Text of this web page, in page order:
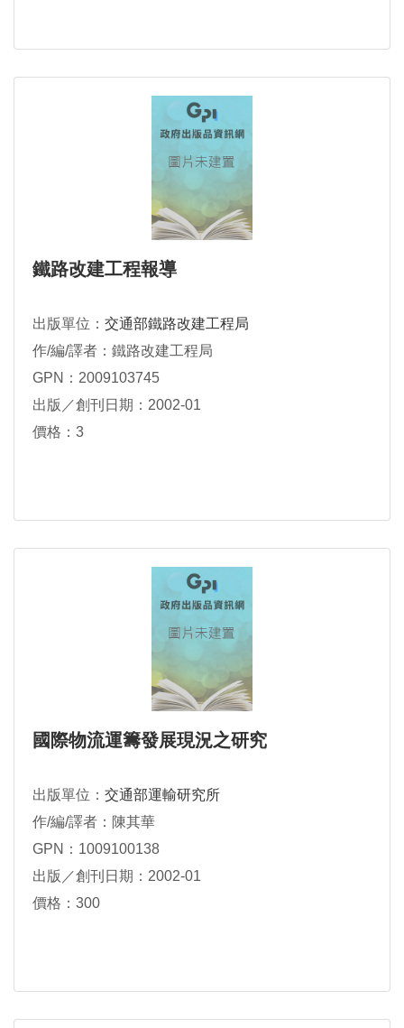
鐵路改建工程報導
出版單位： 交通部鐵路改建工程局
作/編/譯者：鐵路改建工程局
GPN：2009103745
出版／創刊日期：2002-01
價格：3
國際物流運籌發展現況之研究
出版單位： 交通部運輸研究所
作/編/譯者：陳其華
GPN：1009100138
出版／創刊日期：2002-01
價格：300